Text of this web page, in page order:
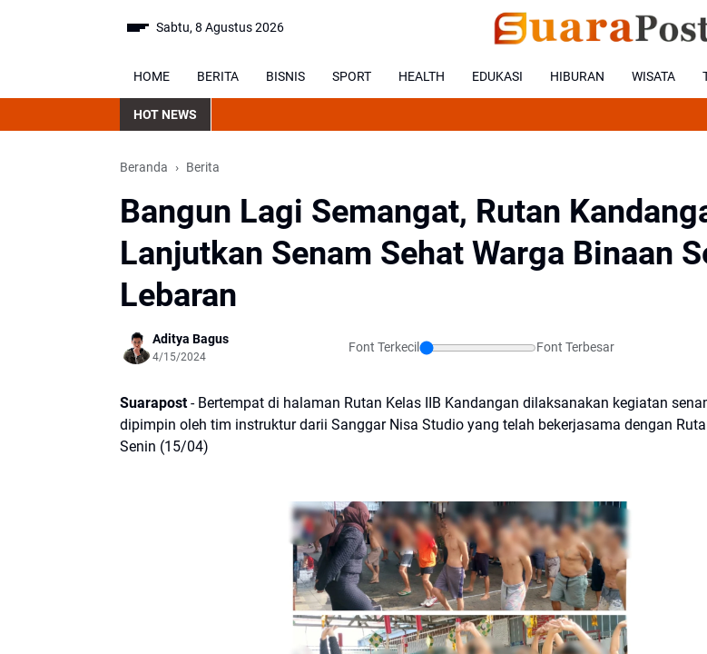
Sabtu, 8 Agustus 2026
HOME BERITA BISNIS SPORT HEALTH EDUKASI HIBURAN WISATA
HOT NEWS
Beranda Berita
Bangun Lagi Semangat, Rutan
Lanjutkan Senam Sehat Warga Binaan
Lebaran
Aditya Bagus
4/15/2024
Font Terkecil Font Terbesar
Suarapost- Bertempat di halaman Rutan Kelas IIB Kandangan dilaksanakan kegiatan
dipimpin oleh tim instruktur darii Sanggar Nisa Studio yang telah bekerjasama dengan
Senin (15/04)